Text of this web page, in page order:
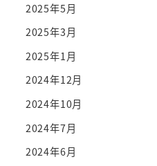
2025年5月
2025年3月
2025年1月
2024年12月
2024年10月
2024年7月
2024年6月